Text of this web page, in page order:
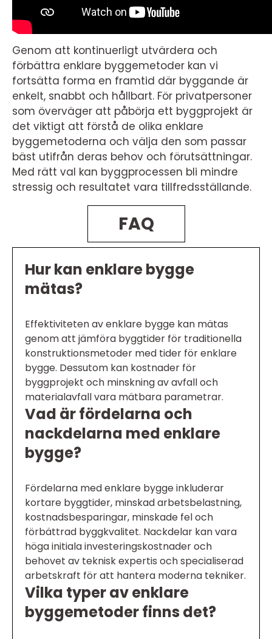
Genom att kontinuerligt utvärdera och
förbättra enklare byggemetoder kan vi
fortsätta forma en framtid där byggande är
enkelt, snabbt och hållbart. För privatpersoner
som överväger att påbörja ett byggprojekt är
det viktigt att förstå de olika enklare
byggemetoderna och välja den som passar
bäst utifrån deras behov och förutsättningar.
Med rätt val kan byggprocessen bli mindre
stressig och resultatet vara tillfredsställande.
FAQ
Hur kan enklare bygge
mätas?
Effektiviteten av enklare bygge kan mätas
genom att jämföra byggtider för traditionella
konstruktionsmetoder med tider för enklare
bygge. Dessutom kan kostnader för
byggprojekt och minskning av avfall och
materialavfall vara mätbara parametrar.
Vad är fördelarna och
nackdelarna med enklare
bygge?
Fördelarna med enklare bygge inkluderar
kortare byggtider, minskad arbetsbelastning,
kostnadsbesparingar, minskade fel och
förbättrad byggkvalitet. Nackdelar kan vara
höga initiala investeringskostnader och
behovet av teknisk expertis och specialiserad
arbetskraft för att hantera moderna tekniker.
Vilka typer av enklare
byggemetoder finns det?